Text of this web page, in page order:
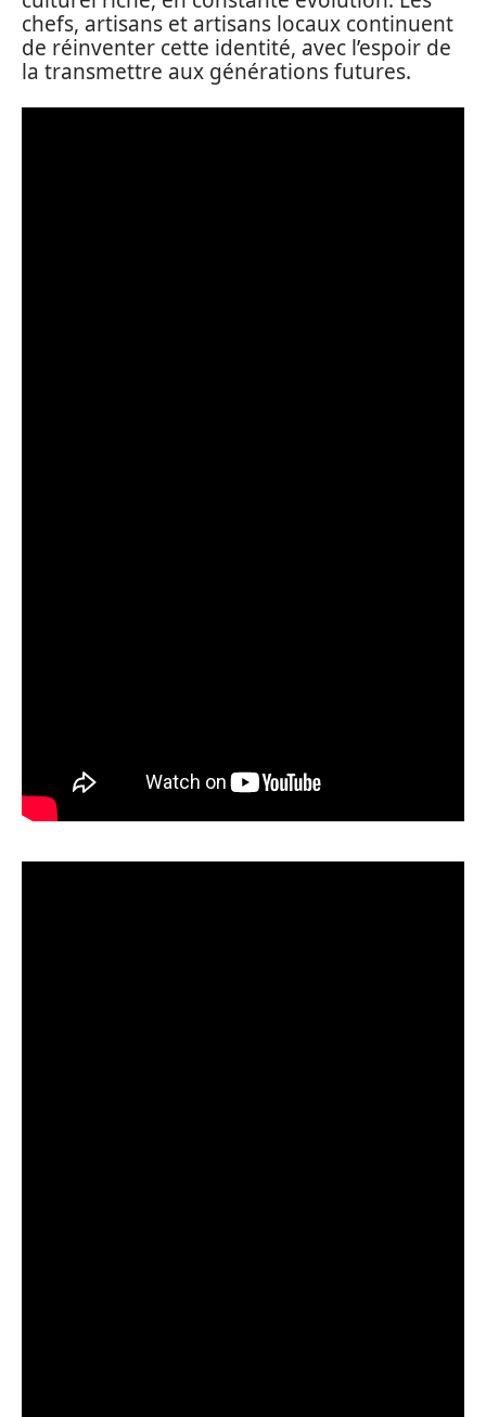
chefs, artisans et artisans locaux continuent
de réinventer cette identité, avec l’espoir de
la transmettre aux générations futures.